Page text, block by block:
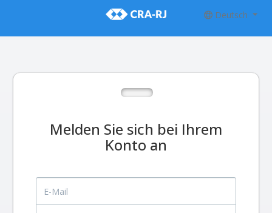
Deutsch
Melden Sie sich bei Ihrem
Konto an
E-Mail